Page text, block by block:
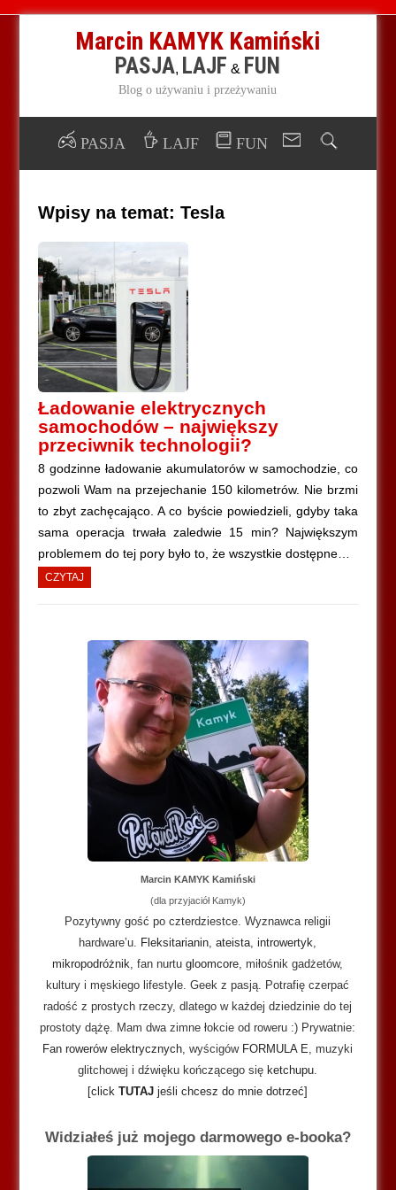
Marcin KAMYK Kamiński
PASJA, LAJF & FUN
Blog o używaniu i przeżywaniu
PASJA LAJF FUN
Wpisy na temat: Tesla
Ładowanie elektrycznych
samochodów – największy
przeciwnik technologii?
8 godzinne ładowanie akumulatorów w samochodzie, co
pozwoli Wam na przejechanie 150 kilometrów. Nie brzmi
to zbyt zachęcająco. A co byście powiedzieli, gdyby taka
sama operacja trwała zaledwie 15 min? Największym
problemem do tej pory było to, że wszystkie dostępne…
CZYTAJ
Marcin KAMYK Kamiński
(dla przyjaciół Kamyk)
Pozytywny gość po czterdziestce. Wyznawca religii
hardware’u. Fleksitarianin,ateista,introwertyk,
mikropodróżnik, fan nurtugloomcore, miłośnik gadżetów,
kultury i męskiego lifestyle. Geek z pasją. Potrafię czerpać
radość z prostych rzeczy, dlatego w każdej dziedzinie do tej
prostoty dążę. Mam dwa zimne łokcie od roweru :) Prywatnie:
Fan rowerów elektrycznych, wyścigów FORMULA E, muzyki
glitchowej i dźwięku kończącego się ketchupu.
[clickTUTAJ jeśli chcesz do mnie dotrzeć]
Widziałeś już mojego darmowego e-booka?